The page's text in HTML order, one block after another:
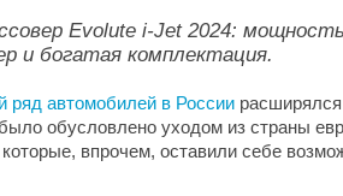
Evolute i-Jet 2024:
и богатая комплектация.
ряд автомобилей в России
обусловлено уходом из страны
впрочем, оставили себе